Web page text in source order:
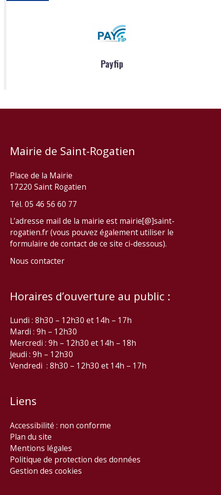
Payfip
Mairie de Saint-Rogatien
Place de la Mairie
17220 Saint Rogatien
Tél. 05 46 56 60 77
L’adresse mail de la mairie est mairie[@]saint-
rogatien.fr (vous pouvez également utiliser le
formulaire de contact de ce site ci-dessous).
Nous contacter
Horaires d’ouverture au public :
Lundi : 8h30 – 12h30 et 14h – 17h
Mardi : 9h – 12h30
Mercredi : 9h – 12h30 et 14h – 18h
Jeudi : 9h – 12h30
Vendredi : 8h30 – 12h30 et 14h – 17h
Liens
Accessibilité : non conforme
Plan du site
Mentions légales
Politique de protection des données
Gestion des cookies